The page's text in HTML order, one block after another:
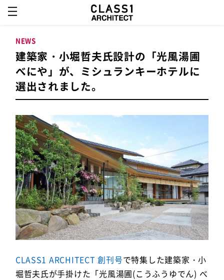
建築家・小堀哲夫氏設計の「光風湯圃
べにや」が、ミシュランキーホテルに
選出されました。
NEWS
CLASS1 ARCHITECT 創刊号で特集した建築家・小
堀哲夫氏が手掛けた「光風湯圃(こうふうゆでん) べ